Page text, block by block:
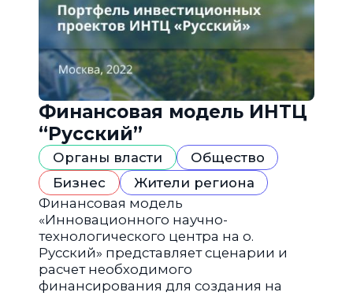
Финансовая модель ИНТЦ
“Русский”
Органы власти
Общество
Бизнес
Жители региона
Финансовая модель
«Инновационного научно-
технологического центра на о.
Русский» представляет сценарии и
расчет необходимого
финансирования для создания на